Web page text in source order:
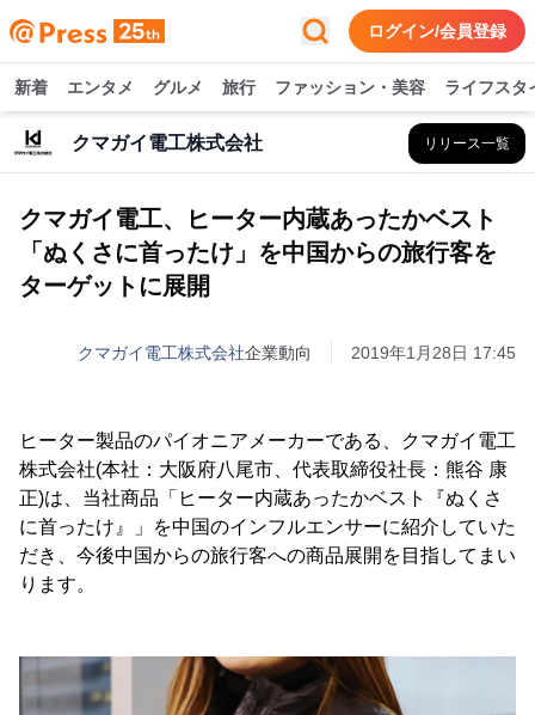
ログイン/会員登録
新着 エンタメ グルメ 旅行 ファッション・美容 ライフスタ
クマガイ電工株式会社 リリース一覧
クマガイ電工、ヒーター内蔵あったかベスト
「ぬくさに首ったけ」を中国からの旅行客を
ターゲットに展開
クマガイ電工株式会社企業動向 2019年1月28日 17:45
ヒーター製品のパイオニアメーカーである、クマガイ電工
株式会社(本社：大阪府八尾市、代表取締役社長：熊谷 康
正)は、当社商品「ヒーター内蔵あったかベスト『ぬくさ
に首ったけ』」を中国のインフルエンサーに紹介していた
だき、今後中国からの旅行客への商品展開を目指してまい
ります。